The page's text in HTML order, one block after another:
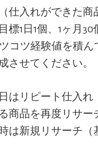
仕入れができた商
標1日1個、1ヶ月30
コツ経験値を積ん
させてください。
はリピート仕入れ
商品を再度リサー
は新規リサーチ（